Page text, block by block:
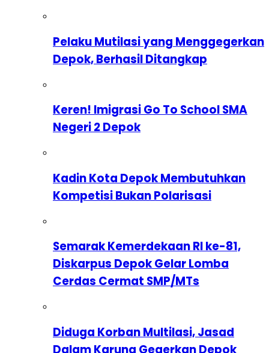
Pelaku Mutilasi yang Menggegerkan
Depok, Berhasil Ditangkap
Keren! Imigrasi Go To School SMA
Negeri 2 Depok
Kadin Kota Depok Membutuhkan
Kompetisi Bukan Polarisasi
Semarak Kemerdekaan RI ke-81,
Diskarpus Depok Gelar Lomba
Cerdas Cermat SMP/MTs
Diduga Korban Multilasi, Jasad
Dalam Karung Gegerkan Depok